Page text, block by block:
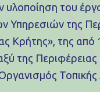
υλοποίηση του
Υπηρεσιών της
Κρήτης», της
της
Τοπικής